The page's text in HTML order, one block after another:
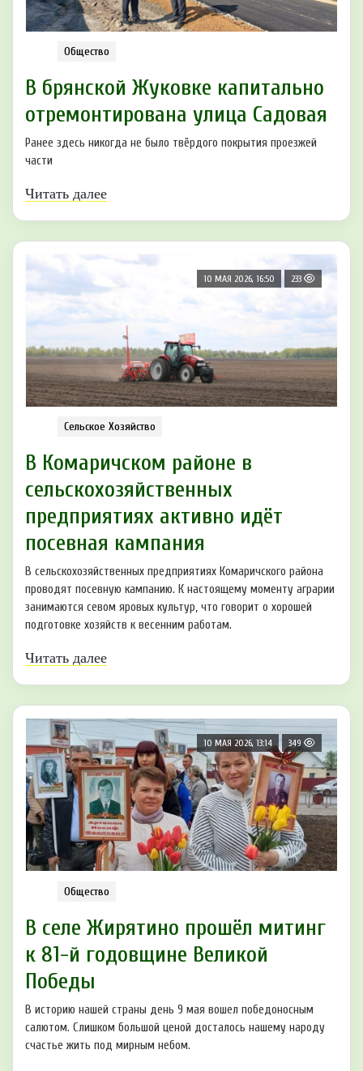
Общество
В брянской Жуковке капитально
отремонтирована улица Садовая
Ранее здесь никогда не было твёрдого покрытия проезжей
части
Читать далее
10 МАЯ 2026, 16:50 233
Сельское Хозяйство
В Комаричском районе в
сельскохозяйственных
предприятиях активно идёт
посевная кампания
В сельскохозяйственных предприятиях Комаричского района
проводят посевную кампанию. К настоящему моменту аграрии
занимаются севом яровых культур, что говорит о хорошей
подготовке хозяйств к весенним работам.
Читать далее
10 МАЯ 2026, 13:14 349
Общество
В селе Жирятино прошёл митинг
к 81-й годовщине Великой
Победы
В историю нашей страны день 9 мая вошел победоносным
салютом. Слишком большой ценой досталось нашему народу
счастье жить под мирным небом.